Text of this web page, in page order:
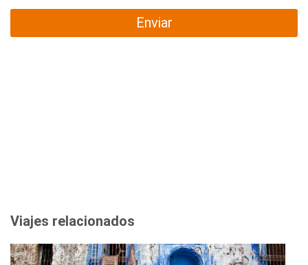
Enviar
Viajes relacionados